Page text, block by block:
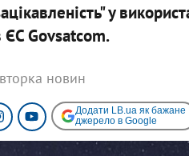
у
ЄС Govsatcom.
новин
Додати LB.ua як бажане
джерело в Google